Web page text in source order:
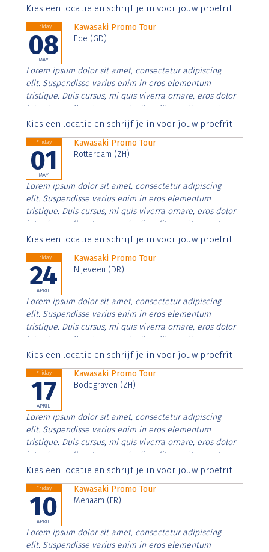
Aenean faucibus nibh et justo cursus id rutrum lorem
Kies een locatie en schrijf je in voor jouw proefrit
Friday
08
MAY
Kawasaki Promo Tour
Ede (GD)
Lorem ipsum dolor sit amet, consectetur adipiscing
elit. Suspendisse varius enim in eros elementum
tristique. Duis cursus, mi quis viverra ornare, eros dolor
interdum nulla, ut commodo diam libero vitae erat.
Aenean faucibus nibh et justo cursus id rutrum lorem
Kies een locatie en schrijf je in voor jouw proefrit
Friday
01
MAY
Kawasaki Promo Tour
Rotterdam (ZH)
Lorem ipsum dolor sit amet, consectetur adipiscing
elit. Suspendisse varius enim in eros elementum
tristique. Duis cursus, mi quis viverra ornare, eros dolor
interdum nulla, ut commodo diam libero vitae erat.
Aenean faucibus nibh et justo cursus id rutrum lorem
Kies een locatie en schrijf je in voor jouw proefrit
Friday
24
APRIL
Kawasaki Promo Tour
Nijeveen (DR)
Lorem ipsum dolor sit amet, consectetur adipiscing
elit. Suspendisse varius enim in eros elementum
tristique. Duis cursus, mi quis viverra ornare, eros dolor
interdum nulla, ut commodo diam libero vitae erat.
Aenean faucibus nibh et justo cursus id rutrum lorem
Kies een locatie en schrijf je in voor jouw proefrit
Friday
17
APRIL
Kawasaki Promo Tour
Bodegraven (ZH)
Lorem ipsum dolor sit amet, consectetur adipiscing
elit. Suspendisse varius enim in eros elementum
tristique. Duis cursus, mi quis viverra ornare, eros dolor
interdum nulla, ut commodo diam libero vitae erat.
Aenean faucibus nibh et justo cursus id rutrum lorem
Kies een locatie en schrijf je in voor jouw proefrit
Friday
10
APRIL
Kawasaki Promo Tour
Menaam (FR)
Lorem ipsum dolor sit amet, consectetur adipiscing
elit. Suspendisse varius enim in eros elementum